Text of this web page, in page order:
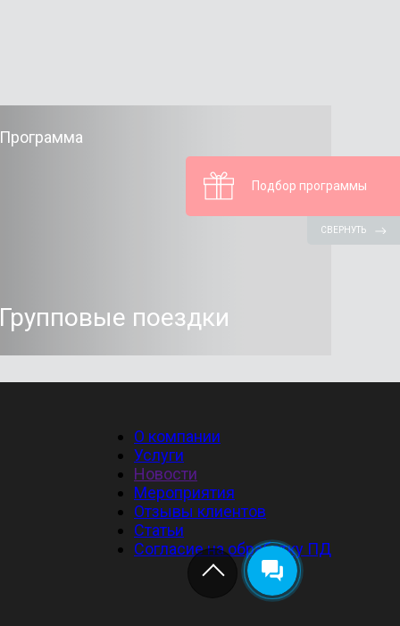
Программа
Групповые поездки
О компании
Услуги
Новости
Мероприятия
Отзывы клиентов
Статьи
Cогласие на обработку ПД
Подбор программы
СВЕРНУТЬ